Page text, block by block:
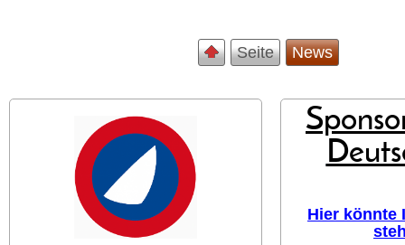
Seite News
Hier könnte